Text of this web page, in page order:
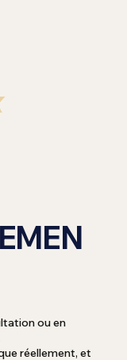
ou en
réellement, et